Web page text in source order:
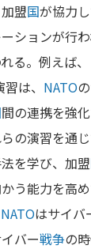
盟国が協力
ションが行
る。例えば
は、 NATO
間の連携を強
の演習を通じ
を学び、加盟
う能力を高
NATOはサイバ
バー戦争の